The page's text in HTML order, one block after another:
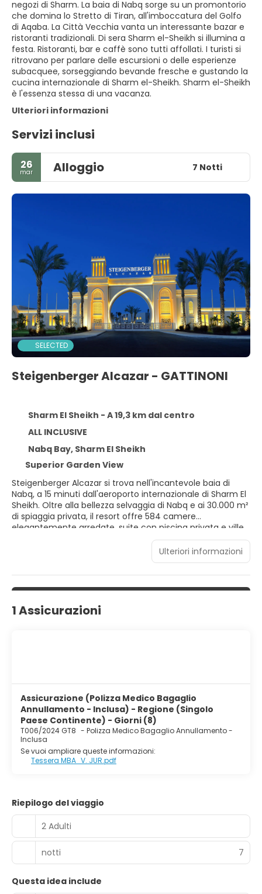
negozi di Sharm. La baia di Nabq sorge su un promontorio
che domina lo Stretto di Tiran, all'imboccatura del Golfo
di Aqaba. La Città Vecchia vanta un interessante bazar e
ristoranti tradizionali. Di sera Sharm el-Sheikh si illumina a
festa. Ristoranti, bar e caffè sono tutti affollati. I turisti si
ritrovano per parlare delle escursioni o delle esperienze
subacquee, sorseggiando bevande fresche e gustando la
cucina internazionale di Sharm el-Sheikh. Sharm el-Sheikh
è l'essenza stessa di una vacanza.
Ulteriori informazioni
Servizi inclusi
26
mar Alloggio 7 Notti
SELECTED
Steigenberger Alcazar - GATTINONI
Sharm El Sheikh - A 19,3 km dal centro
ALL INCLUSIVE
Nabq Bay, Sharm El Sheikh
Superior Garden View
Steigenberger Alcazar si trova nell'incantevole baia di
Nabq, a 15 minuti dall'aeroporto internazionale di Sharm El
Sheikh. Oltre alla bellezza selvaggia di Nabq e ai 30.000 m²
di spiaggia privata, il resort offre 584 camere
elegantemente arredate, suite con piscina privata e ville
distribuite in 6 gruppi con vista sul mare, sulla piscina e sul
giardino. Steigenberger Alcazar offre un lusso e
un'ospitalità senza precedenti, con servizi premium e la
massima esperienza di relax presso la Mividaspa, oltre a
Ulteriori informazioni
1 Assicurazioni
Assicurazione (Polizza Medico Bagaglio
Annullamento - Inclusa) - Regione (Singolo
Paese Continente) - Giorni (8)
T006/2024 GT8 - Polizza Medico Bagaglio Annullamento -
Inclusa
Se vuoi ampliare queste informazioni:
Tessera MBA_V. JUR.pdf
Riepilogo del viaggio
2 Adulti
notti 7
Questa idea include